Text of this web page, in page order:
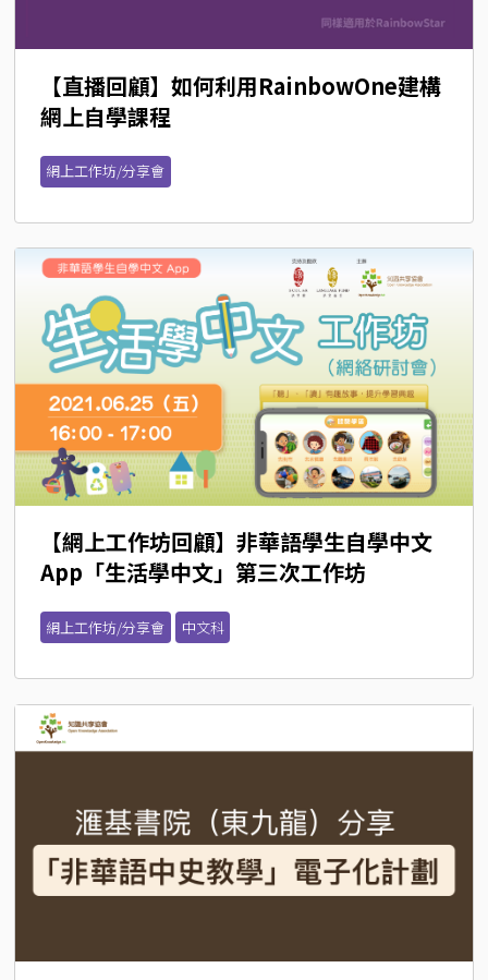
【直播回顧】如何利用RainbowOne建構
網上自學課程
網上工作坊/分享會
【網上工作坊回顧】非華語學生自學中文
App「生活學中文」第三次工作坊
網上工作坊/分享會 中文科